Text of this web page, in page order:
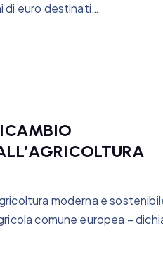
di euro destinati…
moderna e
comune europea –